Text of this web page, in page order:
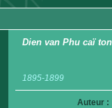
Dien van Phu caï
1895-1899
Auteur :